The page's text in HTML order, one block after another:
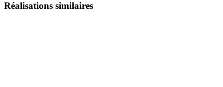
Réalisations similaires